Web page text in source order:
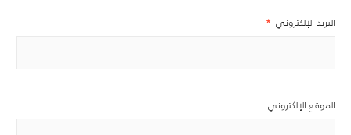
البريد الإلكتروني *
الموقع الإلكتروني